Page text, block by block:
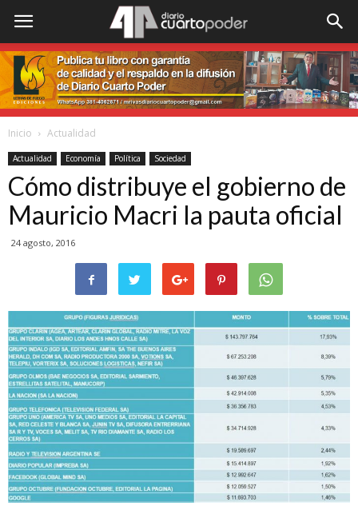
Inicio Actualidad
Actualidad Economía Política Sociedad
Cómo distribuye el gobierno de
Mauricio Macri la pauta oficial
24 agosto, 2016